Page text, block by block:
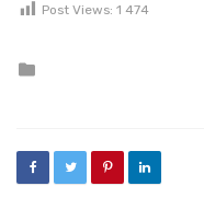
Post Views: 1 474